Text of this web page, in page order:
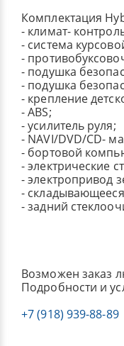
Комплектация
- климат-
- система
-
- подушка
- подушка
- крепление
- ABS;
- усилитель руля;
- NAVI/DVD/CD-
- бортовой
- электрические
- электропривод
-
- задний
Возможен заказ
Подробности и
+7 (918) 939-88-89